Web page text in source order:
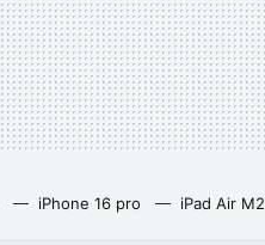
iPhone 16 pro iPad Air